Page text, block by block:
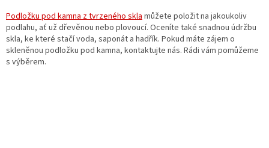
Podložku pod kamna z tvrzeného skla můžete položit na jakoukoliv
podlahu, ať už dřevěnou nebo plovoucí. Oceníte také snadnou údržbu
skla, ke které stačí voda, saponát a hadřík. Pokud máte zájem o
skleněnou podložku pod kamna, kontaktujte nás. Rádi vám pomůžeme
s výběrem.